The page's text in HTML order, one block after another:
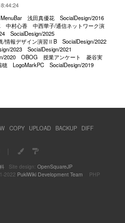
MenuBar 浅田真優花
SocialDesign/2016
中村心香
中西華子/通信ネットワーク演
SocialDesign/2025
/情報デザイン演習ⅡB
SocialDesign/2022
2023
SocialDesign/2021
2020 OBOG 授業アンケート
菱谷実
穂 LogoMarkPC
SocialDesign/2019
COPY UPLOAD BACKUP
DIFF
Site design: OpenSquareJP
2022 PukiWiki Development Team PHP